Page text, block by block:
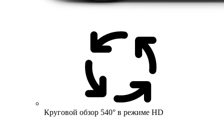
Круговой обзор 540° в режиме HD